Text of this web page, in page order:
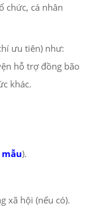
chức, cá nhân
ưu tiên) như:
hỗ trợ đồng bão
khác.
).
xã hội (nếu có).